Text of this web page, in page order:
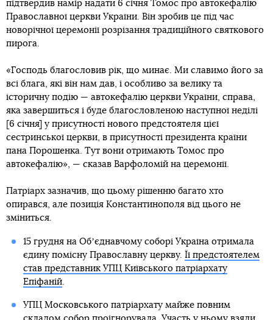
підтвердив намір надати 6 січня Томос про автокефалію
Православної церкви України. Він зробив це під час
новорічної церемонії розрізання традиційного святкового
пирога.
«Господь благословив рік, що минає. Ми славимо його за
всі блага, які він нам дав, і особливо за велику та
історичну подію — автокефалію церкви України, справа,
яка завершиться і буде благословленою наступної неділі
[6 січня] у присутності нового предстоятеля цієї
сестринської церкви, в присутності президента країни
пана Порошенка. Тут вони отримають Томос про
автокефалію», — сказав Варфоломій на церемонії.
Патріарх зазначив, що цьому рішенню багато хто
опирався, але позиція Константинополя від цього не
зміниться.
15 грудня на Обʼєднавчому соборі Україна отримала
єдину помісну Православну церкву. Її предстоятелем
став представник УПЦ Київського патріархату
Епіфаній.
УПЦ Московського патріархату майже повним